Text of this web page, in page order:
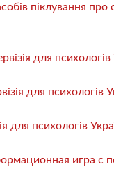
піклування про
для психологів
для психологів
для психологів
игра с